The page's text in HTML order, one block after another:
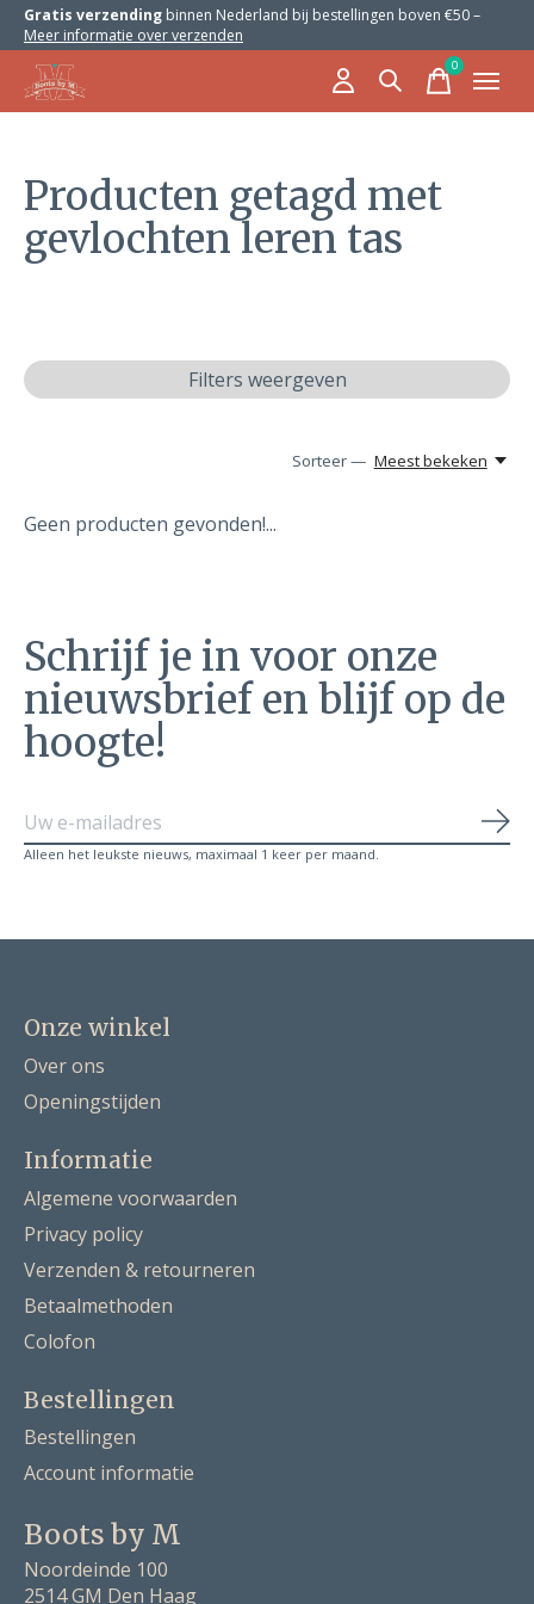
Gratis verzending binnen Nederland bij bestellingen boven €50 –
Meer informatie over verzenden
0items
Producten getagd met
gevlochten leren tas
Filters weergeven
Sorteer — Meest bekeken
Geen producten gevonden!...
Schrijf je in voor onze
nieuwsbrief en blijf op de
hoogte!
Alleen het leukste nieuws, maximaal 1 keer per maand.
Onze winkel
Over ons
Openingstijden
Informatie
Algemene voorwaarden
Privacy policy
Verzenden & retourneren
Betaalmethoden
Colofon
Bestellingen
Bestellingen
Account informatie
Boots by M
Noordeinde 100
2514 GM Den Haag